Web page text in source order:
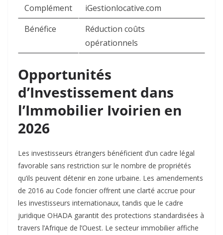
Complément
iGestionlocative.com
Bénéfice
Réduction coûts
opérationnels
Opportunités
d’Investissement dans
l’Immobilier Ivoirien en
2026
Les investisseurs étrangers bénéficient d’un cadre légal
favorable sans restriction sur le nombre de propriétés
qu’ils peuvent détenir en zone urbaine. Les amendements
de 2016 au Code foncier offrent une clarté accrue pour
les investisseurs internationaux, tandis que le cadre
juridique OHADA garantit des protections standardisées à
travers l’Afrique de l’Ouest. Le secteur immobilier affiche